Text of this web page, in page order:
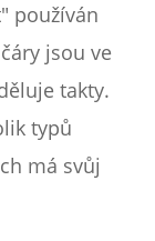
používán
jsou ve
takty.
typů
má svůj